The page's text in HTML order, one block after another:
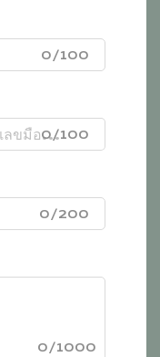
0/100
0/100
0/200
0/1000